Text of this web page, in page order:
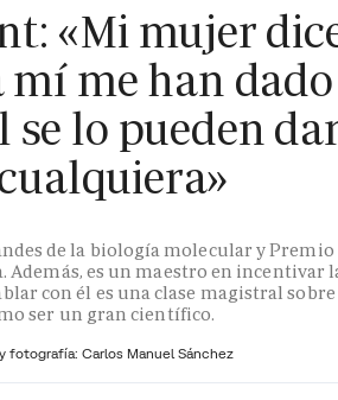
«Mi mujer
mí me han dado
se lo pueden
de la biología molecular y Premio
Además, es un maestro en incentivar
con él es una clase magistral sobre
ser un gran científico.
fotografía: Carlos Manuel Sánchez